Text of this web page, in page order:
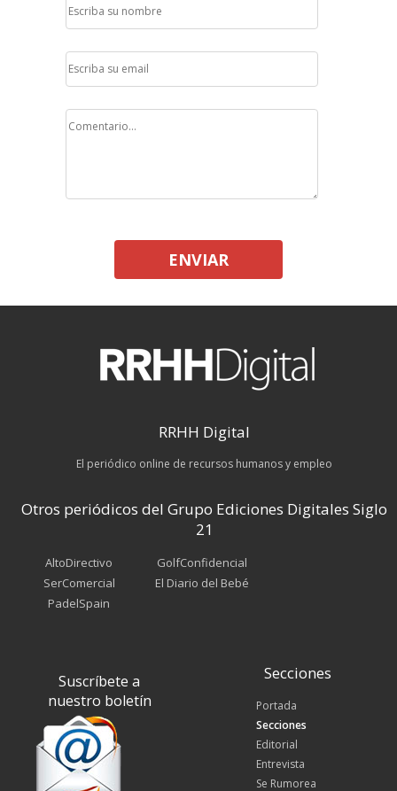
ENVIAR
RRHH Digital
El periódico online de recursos humanos y empleo
Otros periódicos del Grupo Ediciones Digitales Siglo
21
AltoDirectivo
SerComercial
PadelSpain
GolfConfidencial
El Diario del Bebé
Suscríbete a
nuestro boletín
Secciones
Portada
Secciones
Editorial
Entrevista
Se Rumorea